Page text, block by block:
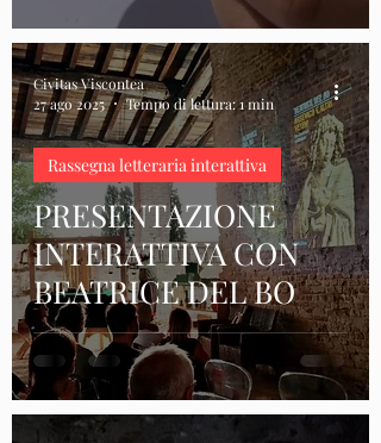
PRESENTAZIONE
INTERATTIVA CON
BEATRICE DEL BO
Rassegna letteraria interattiva
Civitas Viscontea
27 ago 2025
Tempo di lettura: 1 min